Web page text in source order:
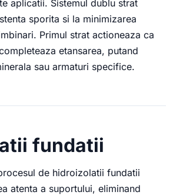
aplicatii. Sistemul dublu strat
sporita si la minimizarea
Primul strat actioneaza ca
etansarea, putand
sau armaturi specifice.
fundatii
de hidroizolatii fundatii
atenta a suportului, eliminand